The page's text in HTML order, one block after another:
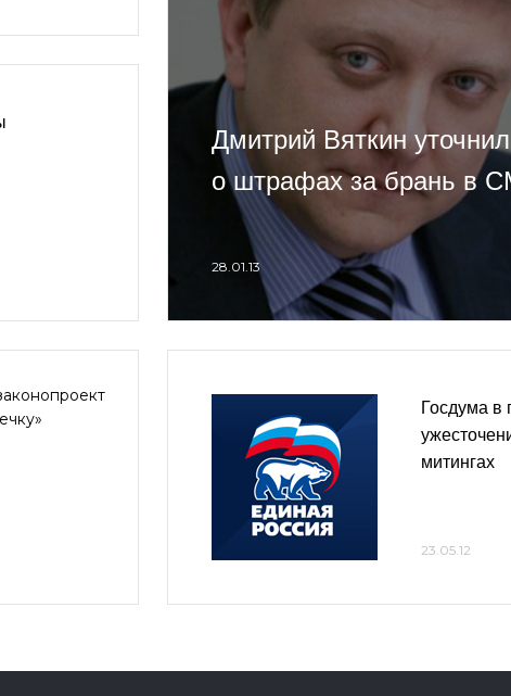
Дмитрий Вяткин
о штрафах за брань в
28.01.13
Госдума в
митингах
23.05.12